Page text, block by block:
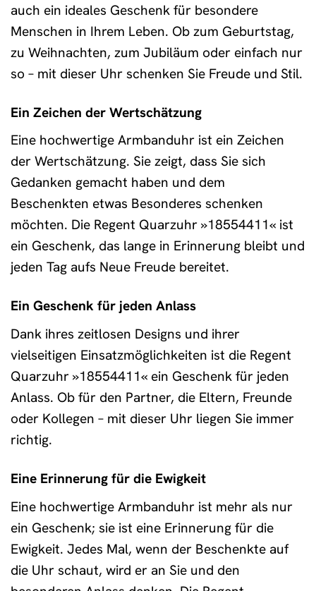
auch ein ideales Geschenk für besondere
Menschen in Ihrem Leben. Ob zum Geburtstag,
zu Weihnachten, zum Jubiläum oder einfach nur
so – mit dieser Uhr schenken Sie Freude und Stil.
Ein Zeichen der Wertschätzung
Eine hochwertige Armbanduhr ist ein Zeichen
der Wertschätzung. Sie zeigt, dass Sie sich
Gedanken gemacht haben und dem
Beschenkten etwas Besonderes schenken
möchten. Die Regent Quarzuhr »18554411« ist
ein Geschenk, das lange in Erinnerung bleibt und
jeden Tag aufs Neue Freude bereitet.
Ein Geschenk für jeden Anlass
Dank ihres zeitlosen Designs und ihrer
vielseitigen Einsatzmöglichkeiten ist die Regent
Quarzuhr »18554411« ein Geschenk für jeden
Anlass. Ob für den Partner, die Eltern, Freunde
oder Kollegen – mit dieser Uhr liegen Sie immer
richtig.
Eine Erinnerung für die Ewigkeit
Eine hochwertige Armbanduhr ist mehr als nur
ein Geschenk; sie ist eine Erinnerung für die
Ewigkeit. Jedes Mal, wenn der Beschenkte auf
die Uhr schaut, wird er an Sie und den